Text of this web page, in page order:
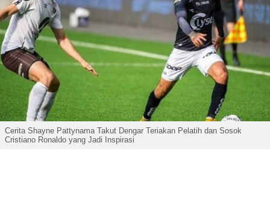
Cerita Shayne Pattynama Takut Dengar Teriakan Pelatih dan Sosok
Cristiano Ronaldo yang Jadi Inspirasi